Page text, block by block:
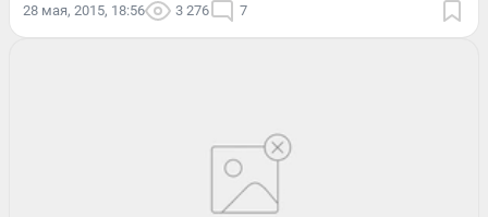
28 мая, 2015, 18:56 3 276 7